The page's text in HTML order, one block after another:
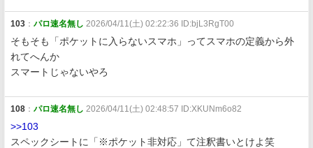
103 ： パロ速名無し 2026/04/11(土) 02:22:36 ID:bjL3RgT00
そもそも「ポケットに入らないスマホ」ってスマホの定義から外
れてへんか
スマートじゃないやろ
108 ： パロ速名無し 2026/04/11(土) 02:48:57 ID:XKUNm6o82
>>103
スペックシートに「※ポケット非対応」て注釈書いとけよ笑